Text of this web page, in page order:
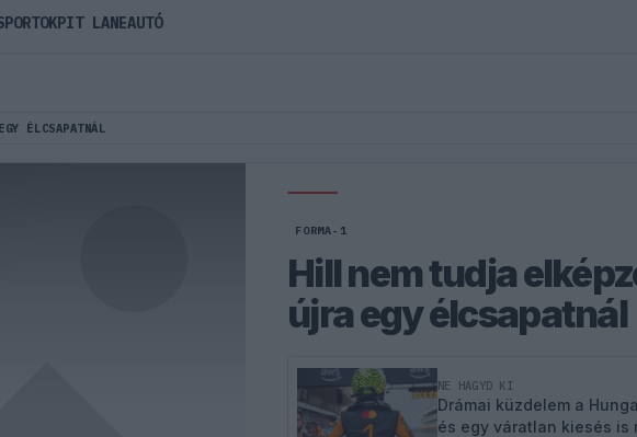
ÉLCSAPATNÁL
FORMA-1
Hill nem tudja
újra egy élcsapatnál
NE HAGYD KI
Drámai küzdelem a
és egy váratlan kiesés is
PIT LANEAUTÓ